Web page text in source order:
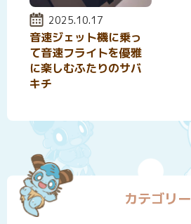
投稿日:
2025.10.17
音速ジェット機に乗っ
て音速フライトを優雅
に楽しむふたりのサバ
キチ
カテゴリー